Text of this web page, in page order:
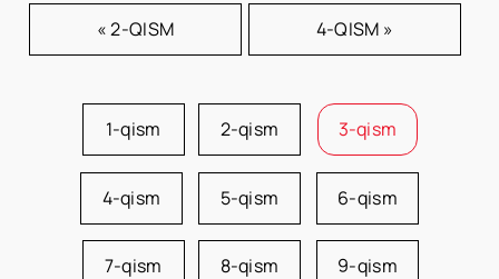
« 2-QISM 4-QISM »
1-qism 2-qism 3-qism
4-qism 5-qism 6-qism
7-qism 8-qism 9-qism